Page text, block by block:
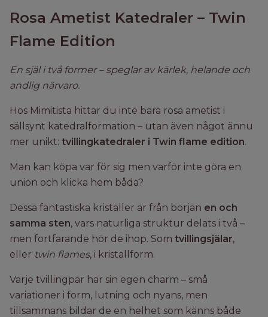
Rosa Ametist Katedraler – Twin
Flame Edition
En själ i två former – speglar av kärlek, helande och
andlig närvaro.
Hos Mimitista hittar du inte bara rosa ametist i
sällsynt katedralformation – utan även något ännu
mer unikt: tvillingkatedraler i Twin flame edition.
Man kan köpa var för sig men varför inte göra en
union och klicka hem båda?
Dessa fantastiska kristaller är från början en och
samma sten, vars naturliga struktur delats i två –
men fortfarande hör de ihop. Som tvillingsjälar,
eller twin flames, i kristallform.
Varje tvillingpar har sin egen charm – små
variationer i form, lutning och nyans, men
tillsammans bildar de en helhet som känns både